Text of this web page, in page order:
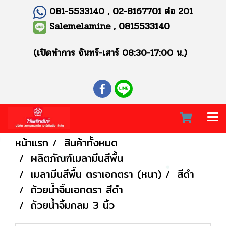
081-5533140 , 02-8167701 ต่อ 201
Salemelamine , 0815533140
(เปิดทำการ จันทร์-เสาร์ 08:30-17:00 น.)
หน้าแรก
สินค้าทั้งหมด
ผลิตภัณฑ์เมลามีนสีพื้น
เมลามีนสีพื้น ตราเอกตรา (หนา)
สีดำ
ถ้วยน้ำจิ้มเอกตรา สีดำ
ถ้วยน้ำจิ้มกลม 3 นิ้ว